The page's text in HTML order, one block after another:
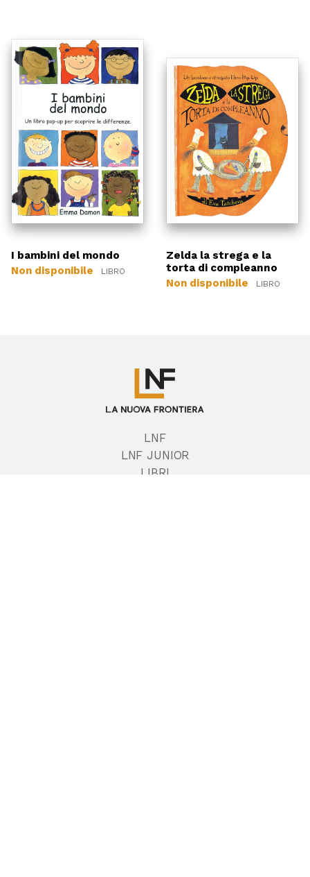
I bambini del mondo
Non disponibile
LIBRO
Zelda la strega e la
torta di compleanno
Non disponibile
LIBRO
LNF
LNF JUNIOR
LIBRI